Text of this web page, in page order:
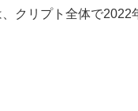
クリプト全体で2022